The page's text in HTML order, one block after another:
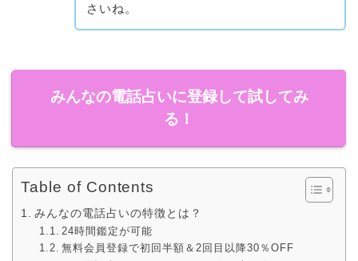
さいね。
みんなの電話占いに登録して試してみ
る！
Table of Contents
みんなの電話占いの特徴とは？
24時間鑑定が可能
無料会員登録で初回半額＆2回目以降30％OFF